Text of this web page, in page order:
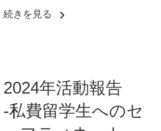
続きを見る
2024年活動報告
-私費留学生へのセ